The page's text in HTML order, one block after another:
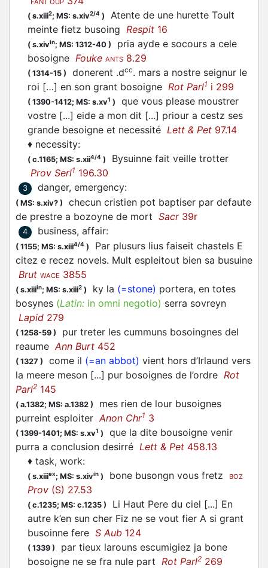
FANT OUP
( s.xiii2; MS: s.xiv2/4 )
Atente de une hurette Toult
meinte fietz busoing Respit 16
( s.xivin; MS: 1312-40 )
pria ayde e socours a cele
bosoigne Fouke ANTS 8.29
( 1314-15 ) donerent .dcc. mars a nostre seignur le
roi […] en son grant bosoigne Rot Parl1 i 299
( 1390-1412; MS: s.xv1 )
que vous please moustrer
vostre [...] eide a mon dit [...] priour a cestz ses
grande besoigne et necessité Lett & Pet 97.14
♦ necessity:
( c.1165; MS: s.xii4/4 )
Bysuinne fait veille trotter
Prov Serl1 196.30
3 danger, emergency:
( MS: s.xiv? )
checun cristien pot baptiser par defaute
de prestre a bozoyne de mort Sacr39r
4 business, affair:
( 1155; MS: s.xiii4/4 )
Par plusurs lius faiseit chastels E
citez e recez novels. Mult espleitout bien sa busuine
Brut WACE 3855
( s.xiiiin; MS: s.xiii2 ) ky la (=stone) portera, en totes
bosynes (Latin: in omni negotio) serra sovreyn
Lapid 279
( 1258-59 )
pur treter les cummuns bosoingnes del
reaumeAnn Burt 452
( 1327 ) come il (=an abbot) vient hors d’Irlaund vers
la meere meson [...] pur bosoignes de l’ordre Rot
Parl2 145
( a.1382; MS: a.1382 )
mes rien de lour busoignes
purreint esploiterAnon Chr1 3
( 1399-1401; MS: s.xv1 )
que la dite bousoigne venir
purra a conclusion desirré Lett & Pet 458.13
♦ task, work:
( s.xiiiex; MS: s.xivin ) bone busongn vous fretz BOZ
Prov (S) 27.53
( c.1235; MS: c.1235 )
Li Haut Pere du ciel [...] En
autre k’en sun cher Fiz ne se vout fier A si grant
busoinne fere S Aub 124
( 1339 )
par tieux larouns escumigiez ja bone
bosoigne ne se fra nule part Rot Parl2 269